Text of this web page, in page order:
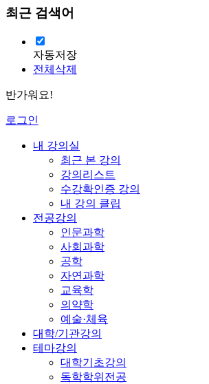
최근 검색어
자동저장
전체삭제
반가워요!
로그인
내 강의실
최근 본 강의
강의리스트
수강확인증 강의
내 강의 클립
전공강의
인문과학
사회과학
공학
자연과학
교육학
의약학
예술·체육
대학/기관강의
테마강의
대학기초강의
독학학위전공